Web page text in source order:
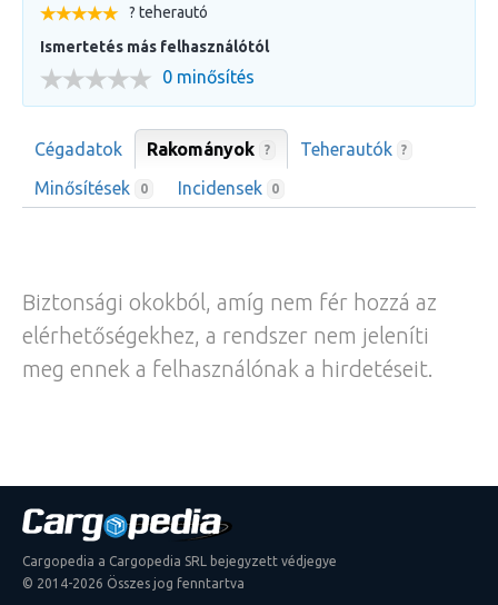
? teherautó
Ismertetés más felhasználótól
0 minősítés
Cégadatok Rakományok ? Teherautók ?
Minősítések 0 Incidensek 0
Biztonsági okokból, amíg nem fér hozzá az
elérhetőségekhez, a rendszer nem jeleníti
meg ennek a felhasználónak a hirdetéseit.
Cargopedia a Cargopedia SRL bejegyzett védjegye
© 2014-2026 Összes jog fenntartva